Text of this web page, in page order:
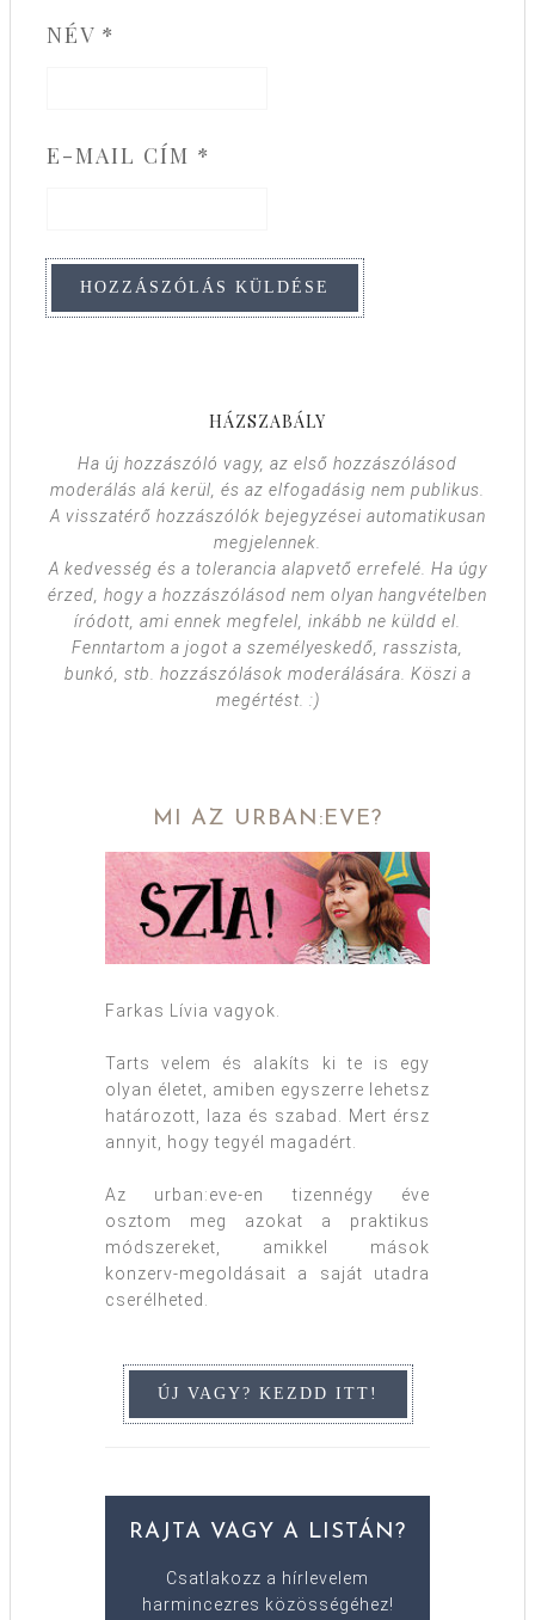
NÉV *
E-MAIL CÍM *
HÁZSZABÁLY
Ha új hozzászóló vagy, az első hozzászólásod
moderálás alá kerül, és az elfogadásig nem publikus.
A visszatérő hozzászólók bejegyzései automatikusan
megjelennek.
A kedvesség és a tolerancia alapvető errefelé. Ha úgy
érzed, hogy a hozzászólásod nem olyan hangvételben
íródott, ami ennek megfelel, inkább ne küldd el.
Fenntartom a jogot a személyeskedő, rasszista,
bunkó, stb. hozzászólások moderálására. Köszi a
megértést. :)
MI AZ URBAN:EVE?
Farkas Lívia vagyok.
Tarts velem és alakíts ki te is egy
olyan életet, amiben egyszerre lehetsz
határozott, laza és szabad. Mert érsz
annyit, hogy tegyél magadért.
Az urban:eve-en tizennégy éve
osztom meg azokat a praktikus
módszereket, amikkel mások
konzerv-megoldásait a saját utadra
cserélheted.
RAJTA VAGY A LISTÁN?
Csatlakozz a hírlevelem
harmincezres közösségéhez!